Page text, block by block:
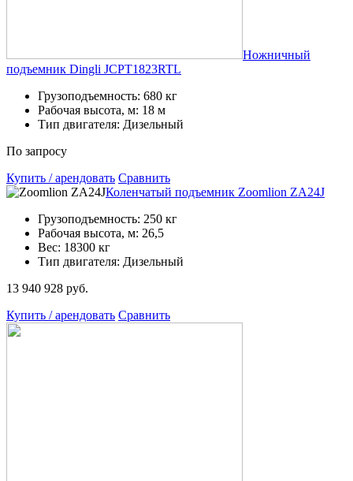
Ножничный
подъемник Dingli JCPT1823RTL
Грузоподъемность: 680 кг
Рабочая высота, м: 18 м
Тип двигателя: Дизельный
По запросу
Купить / арендовать Сравнить
Коленчатый подъемник Zoomlion ZA24J
Грузоподъемность: 250 кг
Рабочая высота, м: 26,5
Вес: 18300 кг
Тип двигателя: Дизельный
13 940 928 руб.
Купить / арендовать Сравнить